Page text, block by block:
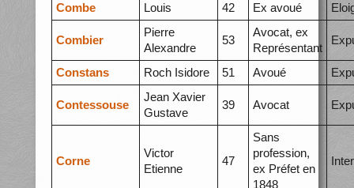
Combe
Louis 42 Ex avoué
Combier
Pierre
Alexandre
53
Avocat, ex
Représentant
Constans Roch Isidore 51 Avoué
Contessouse
Jean Xavier
Gustave
39 Avocat
Corne
Victor
Etienne
47
Sans
profession,
ex Préfet en
1848